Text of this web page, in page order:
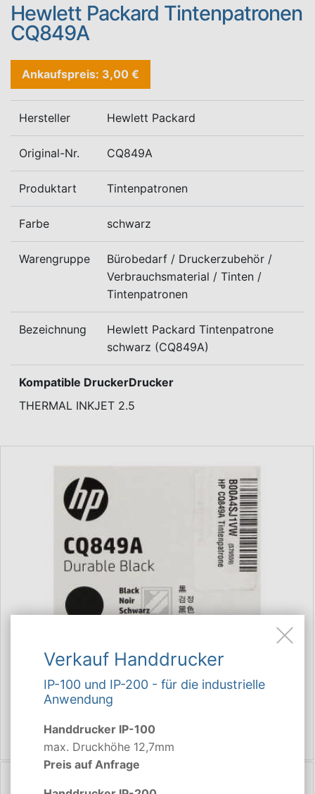
Hewlett Packard Tintenpatronen
CQ849A
Ankaufspreis: 3,00 €
Hersteller Hewlett Packard
Original-Nr. CQ849A
Produktart Tintenpatronen
Farbe schwarz
Warengruppe
Bürobedarf / Druckerzubehör /
Verbrauchsmaterial / Tinten /
Tintenpatronen
Bezeichnung
Hewlett Packard Tintenpatrone
schwarz (CQ849A)
Kompatible DruckerDrucker
THERMAL INKJET 2.5
Verkauf Handdrucker
IP-100 und IP-200 - für die industrielle
Anwendung
Handdrucker IP-100
max. Druckhöhe 12,7mm
Preis auf Anfrage